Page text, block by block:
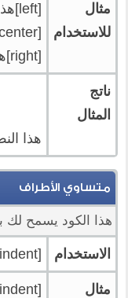
مثال
للاستخدام
[left]هذا النص باتجاه اليسار[/left]
[center]هذا النص بالوسط[/center]
[right]هذا النص باتجاه اليمين[/right]
ناتج
المثال
هذا
متساوي الأطراف
هذا الكود يسمح
الاستخدام [indent]
مثال